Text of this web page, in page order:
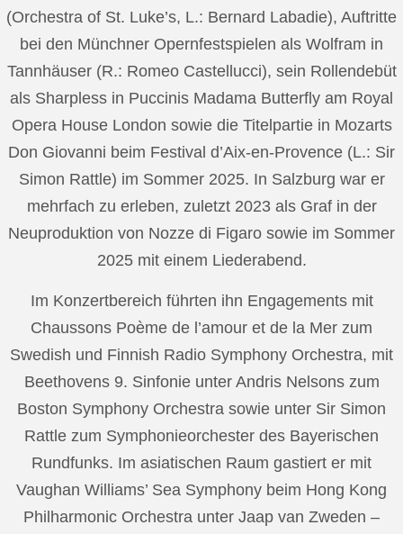
(Orchestra of St. Luke’s, L.: Bernard Labadie), Auftritte
bei den Münchner Opernfestspielen als Wolfram in
Tannhäuser (R.: Romeo Castellucci), sein Rollendebüt
als Sharpless in Puccinis Madama Butterfly am Royal
Opera House London sowie die Titelpartie in Mozarts
Don Giovanni beim Festival d’Aix-en-Provence (L.: Sir
Simon Rattle) im Sommer 2025. In Salzburg war er
mehrfach zu erleben, zuletzt 2023 als Graf in der
Neuproduktion von Nozze di Figaro sowie im Sommer
2025 mit einem Liederabend.
Im Konzertbereich führten ihn Engagements mit
Chaussons Poème de l’amour et de la Mer zum
Swedish und Finnish Radio Symphony Orchestra, mit
Beethovens 9. Sinfonie unter Andris Nelsons zum
Boston Symphony Orchestra sowie unter Sir Simon
Rattle zum Symphonieorchester des Bayerischen
Rundfunks. Im asiatischen Raum gastiert er mit
Vaughan Williams’ Sea Symphony beim Hong Kong
Philharmonic Orchestra unter Jaap van Zweden –